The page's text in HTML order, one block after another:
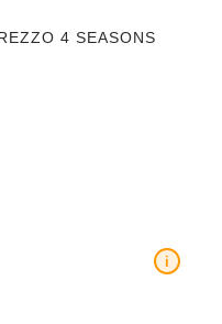
4 SEASONS
i